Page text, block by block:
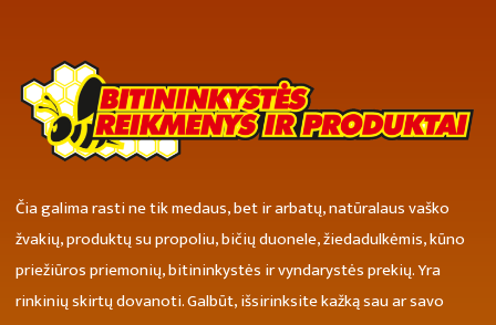
Čia galima rasti ne tik medaus, bet ir arbatų, natūralaus vaško
žvakių, produktų su propoliu, bičių duonele, žiedadulkėmis, kūno
priežiūros priemonių, bitininkystės ir vyndarystės prekių. Yra
rinkinių skirtų dovanoti. Galbūt, išsirinksite kažką sau ar savo